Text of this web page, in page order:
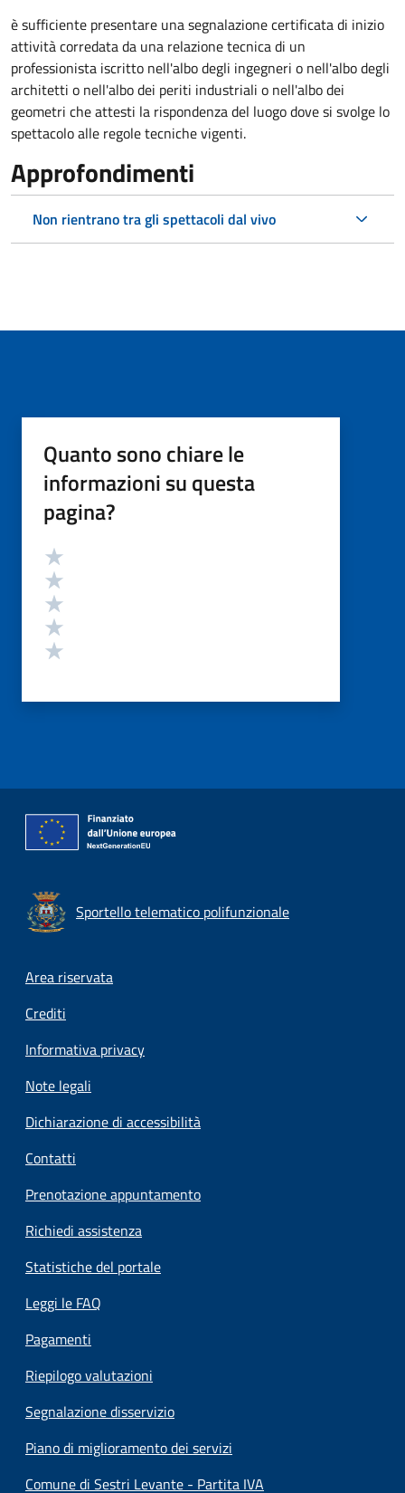
è sufficiente presentare una segnalazione certificata di inizio
attività corredata da una relazione tecnica di un
professionista iscritto nell'albo degli ingegneri o nell'albo degli
architetti o nell'albo dei periti industriali o nell'albo dei
geometri che attesti la rispondenza del luogo dove si svolge lo
spettacolo alle regole tecniche vigenti.
Approfondimenti
Non rientrano tra gli spettacoli dal vivo
Quanto sono chiare le
informazioni su questa
pagina?
Valutazione
Sportello telematico polifunzionale
Footer menu
Area riservata
Crediti
Informativa privacy
Note legali
Dichiarazione di accessibilità
Contatti
Prenotazione appuntamento
Richiedi assistenza
Statistiche del portale
Leggi le FAQ
Pagamenti
Riepilogo valutazioni
Segnalazione disservizio
Piano di miglioramento dei servizi
Comune di Sestri Levante - Partita IVA